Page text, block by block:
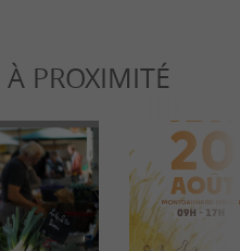
À PROXIMITÉ